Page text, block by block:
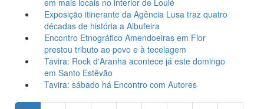
em mais locais no interior de Loulé
Exposição itinerante da Agência Lusa traz quatro
décadas de história a Albufeira
Encontro Etnográfico Amendoeiras em Flor
prestou tributo ao povo e à tecelagem
Tavira: Rock d'Aranha acontece já este domingo
em Santo Estêvão
Tavira: sábado há Encontro com Autores